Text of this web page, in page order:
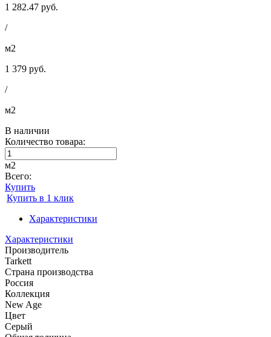
1 282.47 руб.
/
м2
1 379 руб.
/
м2
В наличии
Количество товара:
м2
Всего:
Купить
Купить в 1 клик
Характеристики
Характеристики
Производитель
Tarkett
Страна производства
Россия
Коллекция
New Age
Цвет
Серый